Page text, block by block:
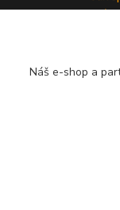
Náš e-shop a